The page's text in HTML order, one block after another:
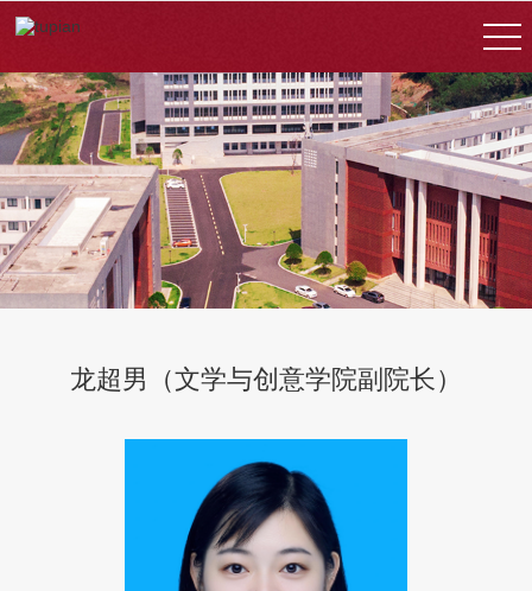
龙超男（文学与创意学院副院长）